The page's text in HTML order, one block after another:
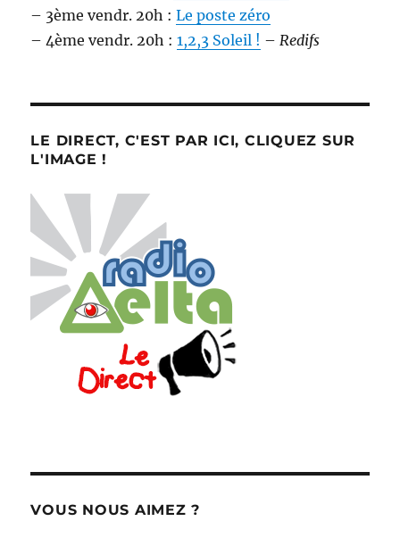
– 3ème vendr. 20h :Le poste zéro
– 4ème vendr. 20h :1,2,3 Soleil ! – Redifs
LE DIRECT, C'EST PAR ICI, CLIQUEZ SUR
L'IMAGE !
VOUS NOUS AIMEZ ?